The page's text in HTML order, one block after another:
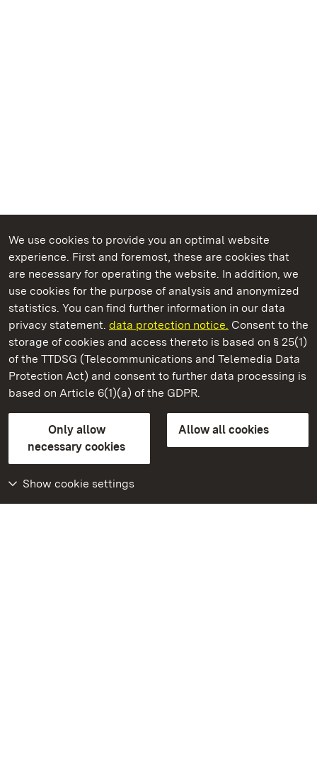
We use cookies to provide you an optimal website
experience. First and foremost, these are cookies that
are necessary for operating the website. In addition, we
use cookies for the purpose of analysis and anonymized
statistics. You can find further information in our data
privacy statement. data protection notice. Consent to the
storage of cookies and access thereto is based on § 25(1)
of the TTDSG (Telecommunications and Telemedia Data
Protection Act) and consent to further data processing is
based on Article 6(1)(a) of the GDPR.
Only allow
necessary cookies
Allow all cookies
Show cookie settings
State Palaces and Gardens of Baden-Wuerttemberg
Staatliche Schlösser und Gärten Baden‑Württemberg
State Palaces and Gardens of Baden-Wuerttemberg
Contact usFAQMasthead
Declaration on barrier-free access
BITV-konform (geprüfte Seiten)